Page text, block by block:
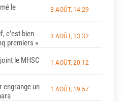
le
3 AOÛT, 14:29
c’est bien
premiers »
3 AOÛT, 13:32
le MHSC
1 AOÛT, 20:12
engrange un
1 AOÛT, 19:57